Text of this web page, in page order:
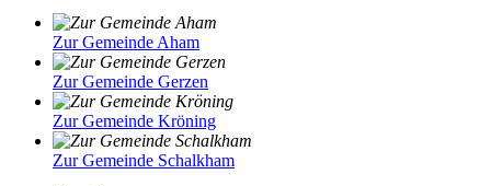
Zur Gemeinde Aham
Zur Gemeinde Gerzen
Zur Gemeinde Kröning
Zur Gemeinde Schalkham